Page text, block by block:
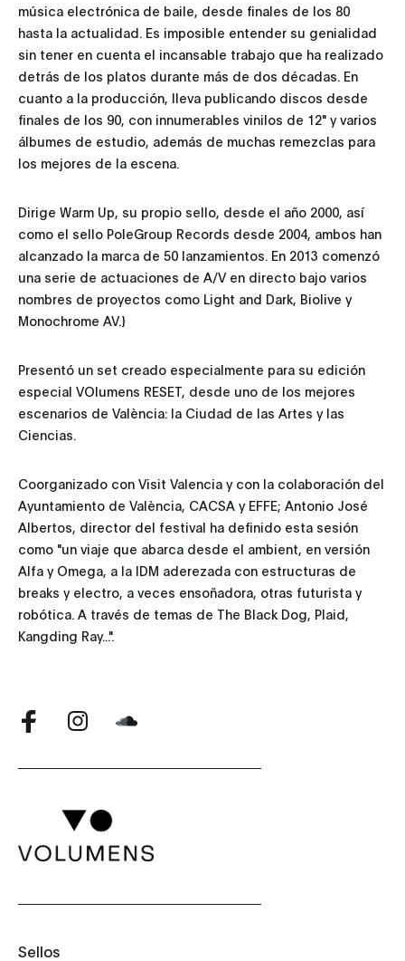
música electrónica de baile, desde finales de los 80
hasta la actualidad. Es imposible entender su genialidad
sin tener en cuenta el incansable trabajo que ha realizado
detrás de los platos durante más de dos décadas. En
cuanto a la producción, lleva publicando discos desde
finales de los 90, con innumerables vinilos de 12" y varios
álbumes de estudio, además de muchas remezclas para
los mejores de la escena.
Dirige Warm Up, su propio sello, desde el año 2000, así
como el sello PoleGroup Records desde 2004, ambos han
alcanzado la marca de 50 lanzamientos. En 2013 comenzó
una serie de actuaciones de A/V en directo bajo varios
nombres de proyectos como Light and Dark, Biolive y
Monochrome AV.}
Presentó un set creado especialmente para su edición
especial VOlumens RESET, desde uno de los mejores
escenarios de València: la Ciudad de las Artes y las
Ciencias.
Coorganizado con Visit Valencia y con la colaboración del
Ayuntamiento de València, CACSA y EFFE; Antonio José
Albertos, director del festival ha definido esta sesión
como "un viaje que abarca desde el ambient, en versión
Alfa y Omega, a la IDM aderezada con estructuras de
breaks y electro, a veces ensoñadora, otras futurista y
robótica. A través de temas de The Black Dog, Plaid,
Kangding Ray...".
Sellos